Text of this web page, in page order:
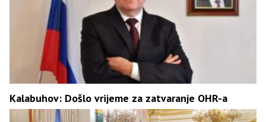
Kalabuhov: Došlo vrijeme za zatvaranje OHR-a